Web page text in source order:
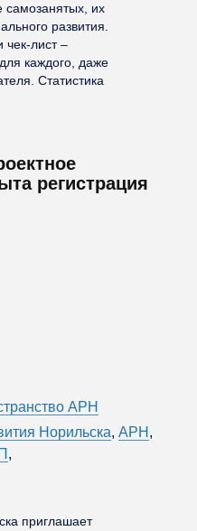
самозанятых, их
развития.
чек-лист –
каждого, даже
Статистика
регистрация
АРН
Норильска, АРН ,
,
приглашает